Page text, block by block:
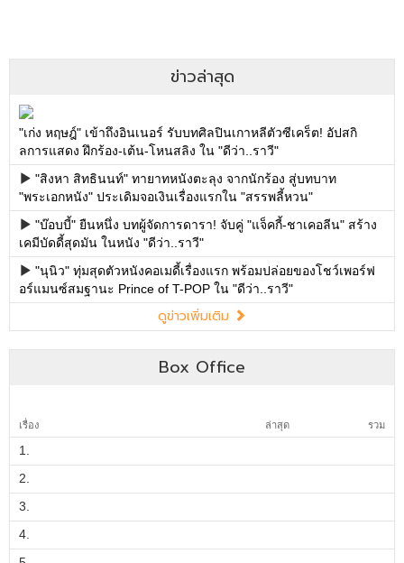
ข่าวล่าสุด
"เก่ง หฤษฎ์" เข้าถึงอินเนอร์ รับบทศิลปินเกาหลีตัวซีเคร็ต! อัปสกิ
ลการแสดง ฝึกร้อง-เต้น-โหนสลิง ใน "ดีว่า..ราวี"
"สิงหา สิทธินนท์" ทายาทหนังตะลุง จากนักร้อง สู่บทบาท
"พระเอกหนัง" ประเดิมจอเงินเรื่องแรกใน "สรรพลี้หวน"
"บ๊อบบี้" ยืนหนึ่ง บทผู้จัดการดารา! จับคู่ "แจ็คกี้-ชาเคอลีน" สร้าง
เคมีบัดดี้สุดมัน ในหนัง "ดีว่า..ราวี"
"นุนิว" ทุ่มสุดตัวหนังคอเมดี้เรื่องแรก พร้อมปล่อยของโชว์เพอร์ฟ
อร์แมนซ์สมฐานะ Prince of T-POP ใน "ดีว่า..ราวี"
ดูข่าวเพิ่มเติม
Box Office
เรื่อง ล่าสุด รวม
1.
2.
3.
4.